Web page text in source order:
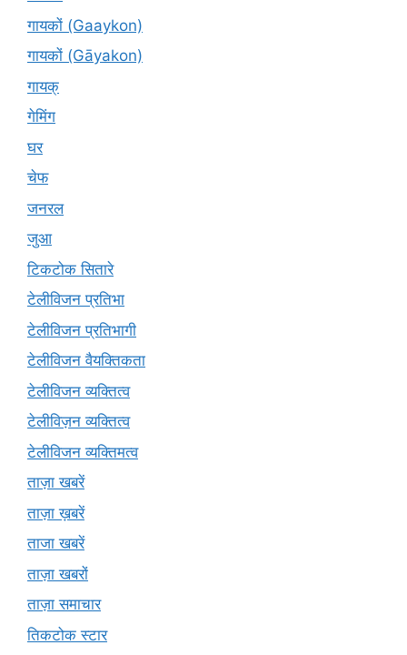
गायकों (Gaaykon)
गायकों (Gāyakon)
गायक्
गेमिंग
घर
चेफ
जनरल
जुआ
टिकटोक सितारे
टेलीविजन प्रतिभा
टेलीविजन प्रतिभागी
टेलीविजन वैयक्तिकता
टेलीविजन व्यक्तित्व
टेलीविज़न व्यक्तित्व
टेलीविजन व्यक्तिमत्व
ताज़ा खबरें
ताज़ा ख़बरें
ताजा खबरें
ताज़ा खबरों
ताज़ा समाचार
तिकटोक स्टार